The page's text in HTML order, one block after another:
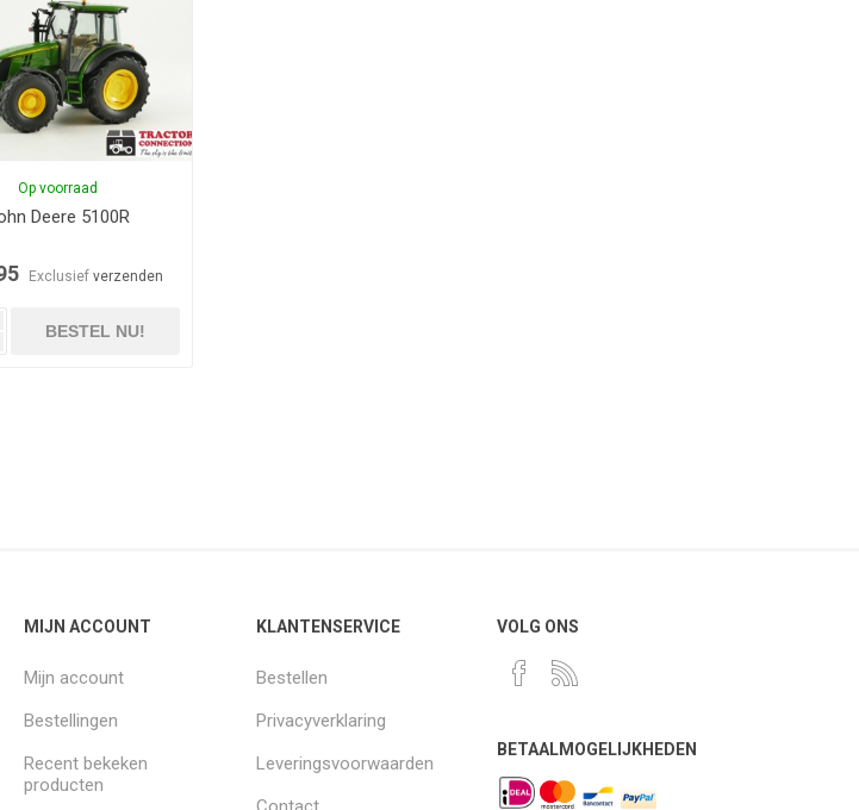
Op voorraad
Deere 5100R
Exclusief verzenden
BESTEL NU!
MIJN ACCOUNT
Mijn account
Bestellingen
Recent bekeken
producten
KLANTENSERVICE
Bestellen
Privacyverklaring
Leveringsvoorwaarden
VOLG ONS
BETAALMOGELIJKHEDEN